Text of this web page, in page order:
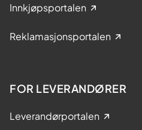
Innkjøpsportalen
Reklamasjonsportalen
FOR LEVERANDØRER
Leverandørportalen